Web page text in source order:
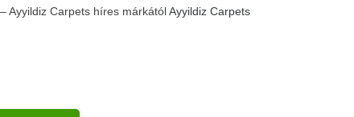
Ayyildiz Carpets híres márkátólAyyildiz Carpets